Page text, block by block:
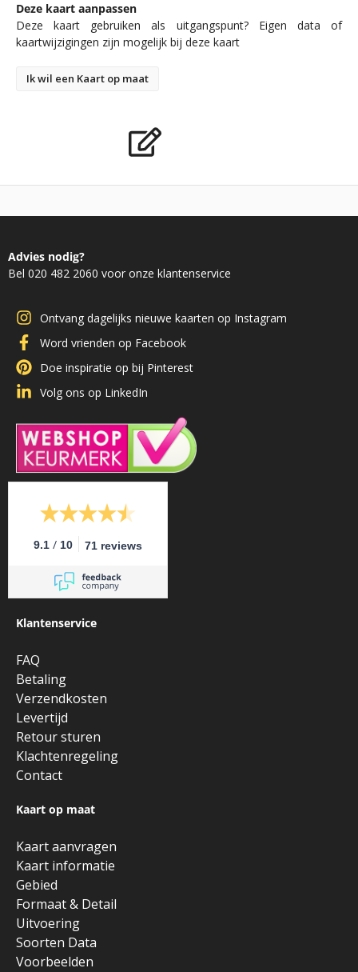
Deze kaart aanpassen
Deze kaart gebruiken als uitgangspunt? Eigen data of
kaartwijzigingen zijn mogelijk bij deze kaart
Ik wil een Kaart op maat
Advies nodig?
Bel 020 482 2060 voor onze klantenservice
Ontvang dagelijks nieuwe kaarten op Instagram
Word vrienden op Facebook
Doe inspiratie op bij Pinterest
Volg ons op LinkedIn
9.1 / 10 71 reviews
Klantenservice
FAQ
Betaling
Verzendkosten
Levertijd
Retour sturen
Klachtenregeling
Contact
Kaart op maat
Kaart aanvragen
Kaart informatie
Gebied
Formaat & Detail
Uitvoering
Soorten Data
Voorbeelden